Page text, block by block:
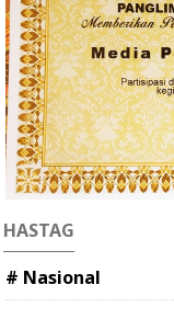
HASTAG
# Nasional